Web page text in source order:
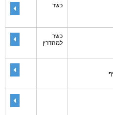
כשר
כשר
למהדרין